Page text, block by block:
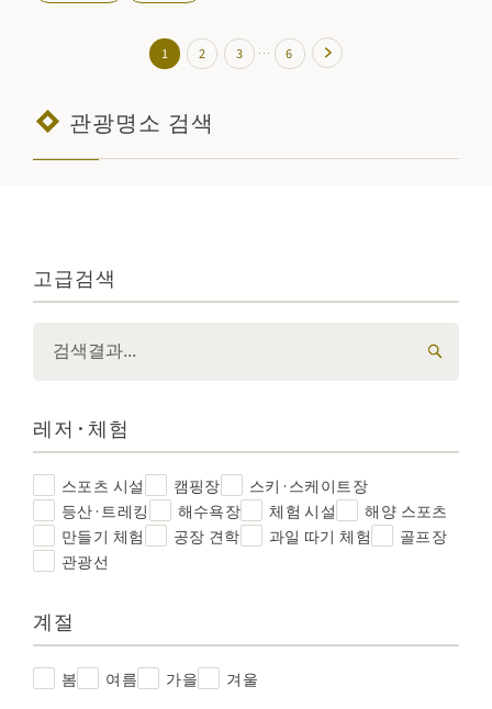
1 2 3 … 6
관광명소 검색
고급검색
레저·체험
스포츠 시설 캠핑장
스키·스케이트장
등산·트레킹
해수욕장 체험 시설
해양 스포츠
만들기 체험
공장 견학 과일 따기 체험
골프장
관광선
계절
봄 여름 가을 겨울